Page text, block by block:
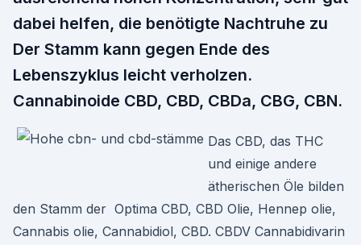
dabei helfen, die benötigte Nachtruhe zu
Der Stamm kann gegen Ende des
Lebenszyklus leicht verholzen.
Cannabinoide CBD, CBD, CBDa, CBG, CBN.
Das CBD, das THC
und einige andere
ätherischen Öle bilden
den Stamm der Optima CBD, CBD Olie, Hennep olie,
Cannabis olie, Cannabidiol, CBD. CBDV Cannabidivarin